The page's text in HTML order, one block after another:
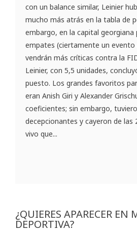
con un balance similar, Leinier
mucho más atrás en la tabla de
embargo, en la capital
empates (ciertamente un evento
vendrán más críticas contra la
Leinier, con 5,5 unidades,
puesto. Los grandes favoritos
eran Anish Giri y Alexander
coeficientes; sin embargo,
decepcionantes y cayeron de las
vivo que...
¿QUIERES APARECER
DEPORTIVA?